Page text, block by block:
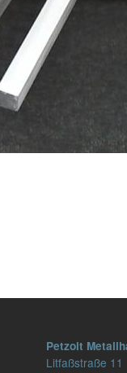
Petzolt
Litfaßstraße 11